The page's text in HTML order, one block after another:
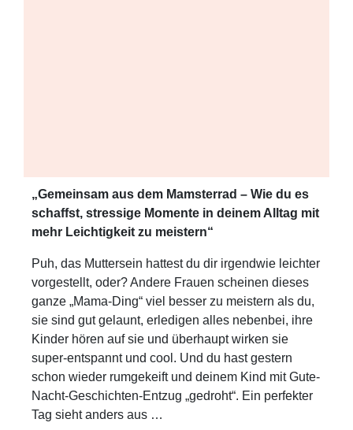
„Gemeinsam aus dem Mamsterrad – Wie du es
schaffst, stressige Momente in deinem Alltag mit
mehr Leichtigkeit zu meistern“
Puh, das Muttersein hattest du dir irgendwie leichter
vorgestellt, oder? Andere Frauen scheinen dieses
ganze „Mama-Ding“ viel besser zu meistern als du,
sie sind gut gelaunt, erledigen alles nebenbei, ihre
Kinder hören auf sie und überhaupt wirken sie
super-entspannt und cool. Und du hast gestern
schon wieder rumgekeift und deinem Kind mit Gute-
Nacht-Geschichten-Entzug „gedroht“. Ein perfekter
Tag sieht anders aus …